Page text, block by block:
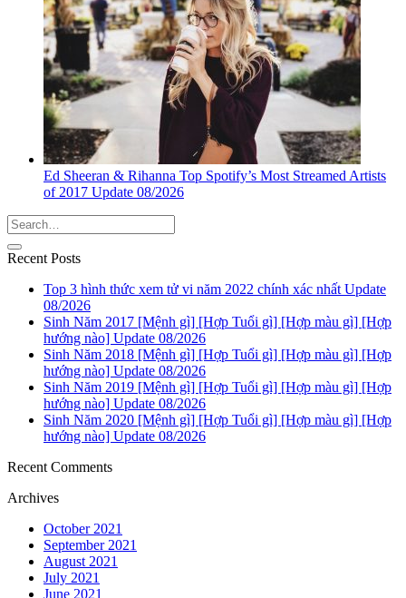
Ed Sheeran & Rihanna Top Spotify’s Most Streamed Artists
of 2017 Update 08/2026
Recent Posts
Top 3 hình thức xem tử vi năm 2022 chính xác nhất Update
08/2026
Sinh Năm 2017 [Mệnh gì] [Hợp Tuổi gì] [Hợp màu gì] [Hợp
hướng nào] Update 08/2026
Sinh Năm 2018 [Mệnh gì] [Hợp Tuổi gì] [Hợp màu gì] [Hợp
hướng nào] Update 08/2026
Sinh Năm 2019 [Mệnh gì] [Hợp Tuổi gì] [Hợp màu gì] [Hợp
hướng nào] Update 08/2026
Sinh Năm 2020 [Mệnh gì] [Hợp Tuổi gì] [Hợp màu gì] [Hợp
hướng nào] Update 08/2026
Recent Comments
Archives
October 2021
September 2021
August 2021
July 2021
June 2021